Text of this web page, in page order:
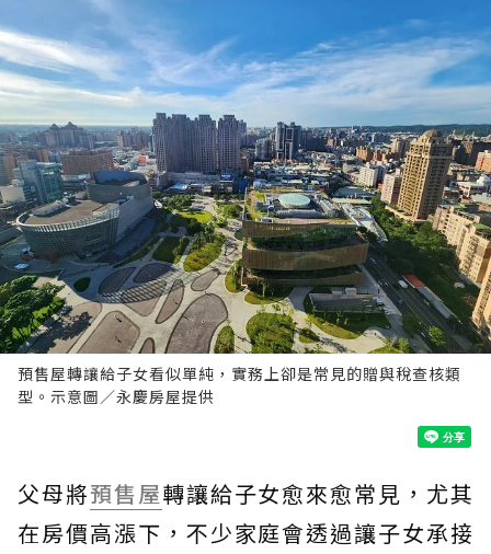
預售屋轉讓給子女看似單純，實務上卻是常見的贈與稅查核類
型。示意圖／永慶房屋提供
父母將預售屋轉讓給子女愈來愈常見，尤其
在房價高漲下，不少家庭會透過讓子女承接